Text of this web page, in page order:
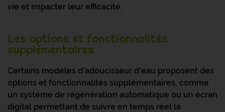
vie et impacter leur efficacité.
Les options et fonctionnalités
supplémentaires
Certains modèles d'adoucisseur d'eau proposent des
options et fonctionnalités supplémentaires, comme
un système de régénération automatique ou un écran
digital permettant de suivre en temps réel la